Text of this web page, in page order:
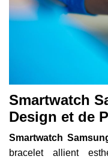
Smartwatch
Design et de
Smartwatch
bracelet allient